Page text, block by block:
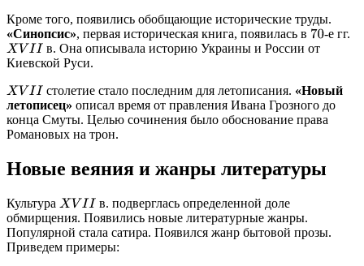
Кроме того, появились обобщающие исторические труды.
«Синопсис», первая историческая книга, появилась в 70-е гг.
XVII
в. Она описывала историю Украины и России от
Киевской Руси.
XVII столетие стало последним для летописания. «Новый
летописец» описал время от правления Ивана Грозного до
конца Смуты. Целью сочинения было обоснование права
Романовых на трон.
Новые веяния и жанры литературы
Культура XVII
в. подверглась определенной доле
обмирщения. Появились новые литературные жанры.
Популярной стала сатира. Появился жанр бытовой прозы.
Приведем примеры: